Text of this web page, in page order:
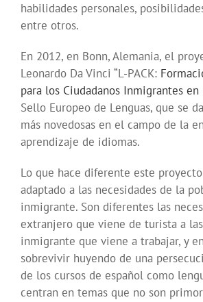
habilidades personales,
entre otros.
En 2012, en Bonn, Alemania, el
Leonardo Da Vinci “L-PACK:
para los Ciudadanos Inmigrantes en
Sello Europeo de Lenguas, que se
más novedosas en el campo de la
aprendizaje de idiomas.
Lo que hace diferente este
adaptado a las necesidades de la
inmigrante. Son diferentes las
extranjero que viene de turista a
inmigrante que viene a trabajar, y
sobrevivir huyendo de una
de los cursos de español como
centran en temas que no son